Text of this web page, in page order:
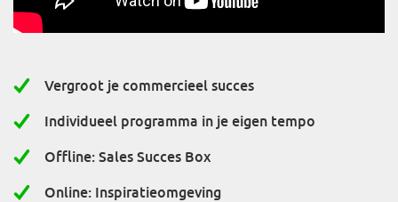
Vergroot je commercieel succes
Individueel programma in je eigen tempo
Offline: Sales Succes Box
Online: Inspiratieomgeving